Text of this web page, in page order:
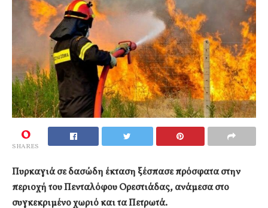
0
SHARES
Πυρκαγιά σε δασώδη έκταση ξέσπασε πρόσφατα στην
περιοχή του Πενταλόφου Ορεστιάδας, ανάμεσα στο
συγκεκριμένο χωριό και τα Πετρωτά.